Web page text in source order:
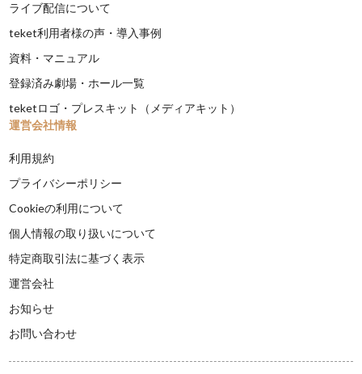
ライブ配信について
teket利用者様の声・導入事例
資料・マニュアル
登録済み劇場・ホール一覧
teketロゴ・プレスキット（メディアキット）
運営会社情報
利用規約
プライバシーポリシー
Cookieの利用について
個人情報の取り扱いについて
特定商取引法に基づく表示
運営会社
お知らせ
お問い合わせ